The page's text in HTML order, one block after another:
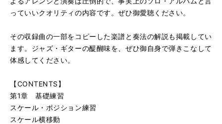
っていいクオリティの内容です。ぜひ御愛聴ください。
その収録曲の一部をコピーした楽譜と奏法の解説も掲載してい
ます。ジャズ・ギターの醍醐味を、ぜひ御自身で弾きこなして
体感してください。
【CONTENTS】
第1章 基礎練習
スケール・ポジション練習
スケール横移動